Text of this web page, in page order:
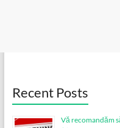
Recent Posts
Vă recomandăm